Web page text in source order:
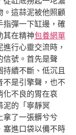
。這蒜泥被他照顧
指彈一下缸邊，確
其在精神包養網單
行心靈交流時，
信號。首先是聲
持續不斷、低沉且
是引擎聲，也不
化不良的胃在哀
泥的「寧靜冥
拿了一張髒兮兮
塞進口袋以備不時